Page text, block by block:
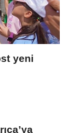
yeni